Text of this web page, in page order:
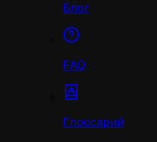
Блог
FAQ
Глоссарий